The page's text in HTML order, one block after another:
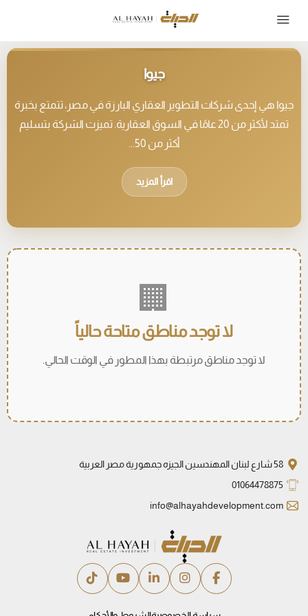
جيوا
جيوا هي إحدى شركات التطوير العقاري البارزة في مصر، تتمتع بخبرة
تمتد لأكثر من 20 عامًا في السوق العقارية. تميزت الشركة بتسليم
أكثر من 50...
اقرأ المزيد
🏢
لا توجد مناطق متاحة حالياً
لا توجد مناطق مرتبطة بهذا المطور في الوقت الحالي.
58 شارع لبنان المهندسين الجيزه جمهورية مصر العربية
01064478875
info@alhayahdevelopment.com